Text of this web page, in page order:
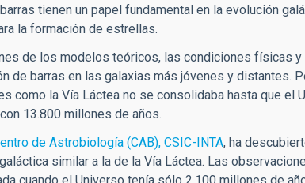
tienen un papel fundamental en la evolución
la formación de estrellas.
de los modelos teóricos, las condiciones físicas y
de barras en las galaxias más jóvenes y distantes.
como la Vía Láctea no se consolidaba hasta que el
13.800 millones de años.
de Astrobiología (CAB), CSIC-INTA, ha
similar a la de la Vía Láctea. Las